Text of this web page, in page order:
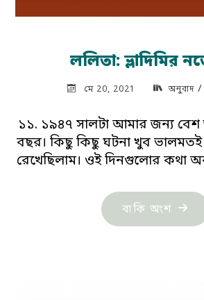
ললিতা: ভ্লাদিমির
মে 20, 2021 অনুবাদ /
১১. ১৯৪৭ সালটা আমার জন্য বেশ
বছর। কিছু কিছু ঘটনা খুব ভালমতই
রেখেছিলাম। ওই দিনগুলোর কথা
বাকি অংশ
ভ্লাদিমির